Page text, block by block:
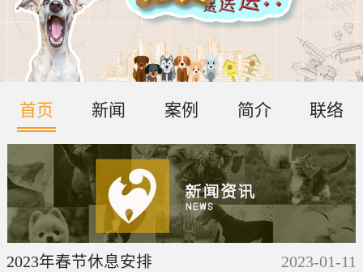
首页 新闻 案例 简介 联络
2023年春节休息安排 2023-01-11